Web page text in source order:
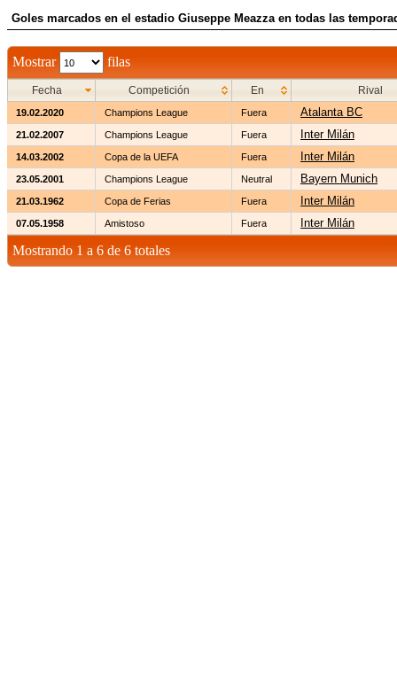
Goles marcados en el estadio Giuseppe Meazza en todas las
Mostrar filas
Fecha Competición En Rival
19.02.2020 Champions League Fuera Atalanta BC
21.02.2007 Champions League Fuera Inter Milán
14.03.2002 Copa de la UEFA Fuera Inter Milán
23.05.2001 Champions League Neutral Bayern Munich
21.03.1962 Copa de Ferias Fuera Inter Milán
07.05.1958 Amistoso Fuera Inter Milán
Mostrando 1 a 6 de 6 totales